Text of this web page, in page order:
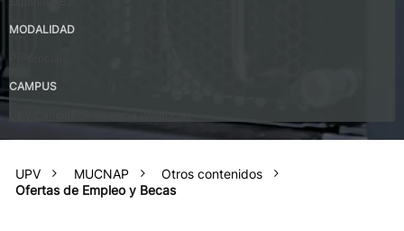
MODALIDAD
CAMPUS
UPV MUCNAP
Otros contenidos
Ofertas de Empleo y Becas